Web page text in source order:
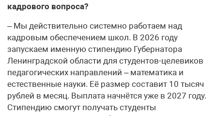
кадрового вопроса?
– Мы действительно системно работаем над
кадровым обеспечением школ. В 2026 году
запускаем именную стипендию Губернатора
Ленинградской области для студентов-целевиков
педагогических направлений – математика и
естественные науки. Её размер составит 10 тысяч
рублей в месяц. Выплата начнётся уже в 2027 году.
Стипендию смогут получать студенты